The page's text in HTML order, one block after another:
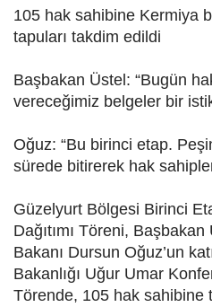
105 hak sahibine Kermiya
tapuları takdim edildi
Başbakan Üstel: “Bugün
vereceğimiz belgeler bir
Oğuz: “Bu birinci etap.
sürede bitirerek hak
Güzelyurt Bölgesi Birinci
Dağıtımı Töreni,
Bakanı Dursun Oğuz’un
Bakanlığı Uğur Umar
Törende, 105 hak sahibine